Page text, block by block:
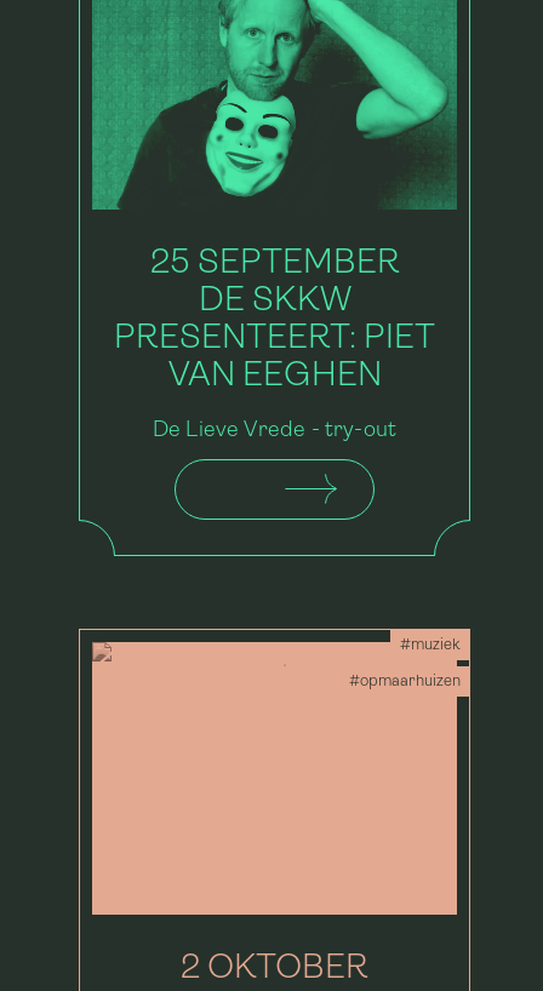
25 SEPTEMBER
DE SKKW
PRESENTEERT: PIET
VAN EEGHEN
De Lieve Vrede - try-out
#muziek
#opmaarhuizen
2 OKTOBER